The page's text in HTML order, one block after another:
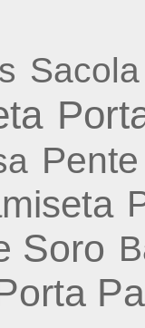
Sacola
Pente
Soro